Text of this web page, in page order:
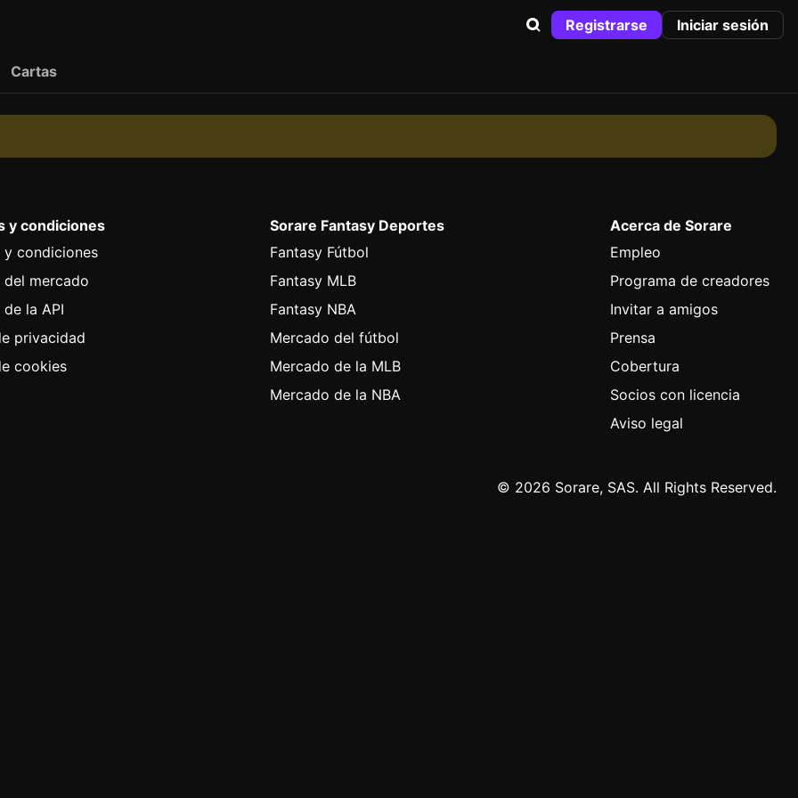
Registrarse Iniciar sesión
Cartas
y condiciones
y condiciones
del mercado
la API
privacidad
cookies
Sorare Fantasy Deportes
Fantasy Fútbol
Fantasy MLB
Fantasy NBA
Mercado del fútbol
Mercado de la MLB
Mercado de la NBA
Acerca de Sorare
Empleo
Programa de creadores
Invitar a amigos
Prensa
Cobertura
Socios con licencia
Aviso legal
© 2026 Sorare, SAS. All Rights Reserved.